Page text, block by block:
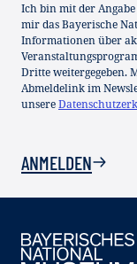
Ich bin mit der
mir das Bayerische
Informationen über
Dritte weitergegeben.
Abmeldelink im
unsere
ANMELDEN